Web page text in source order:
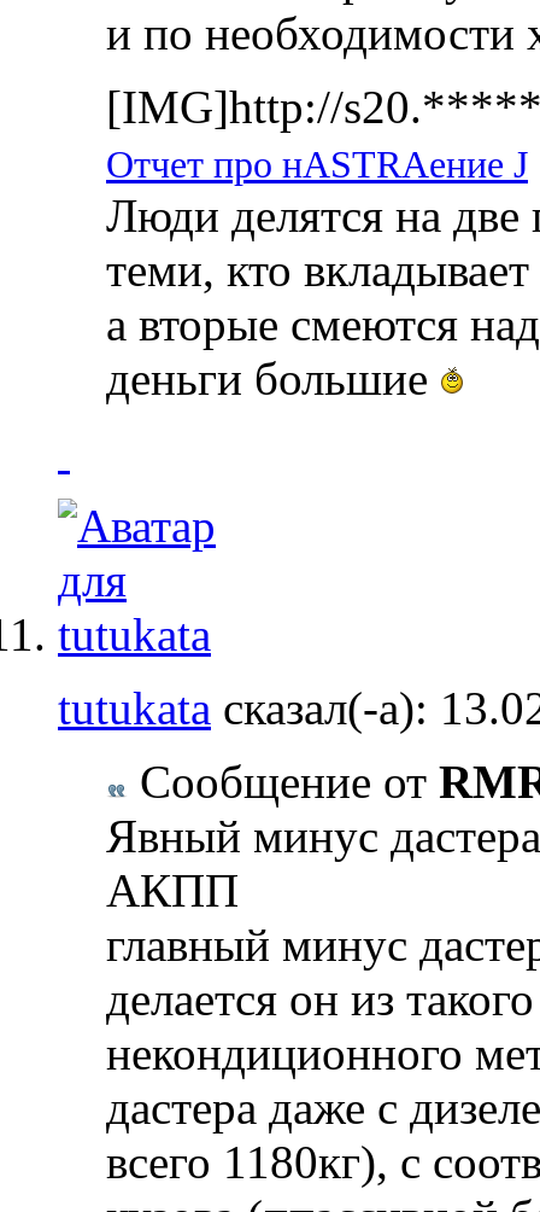
и по необходимости
[IMG]http://
Отчет про нASTRAение J
Люди делятся на
теми, кто
а вторые смеются
деньги большие
tutukata сказал(-а):
Сообщение от
Явный минус
АКПП
главный минус
делается он из
некондиционного
дастера даже с
всего 1180кг), с